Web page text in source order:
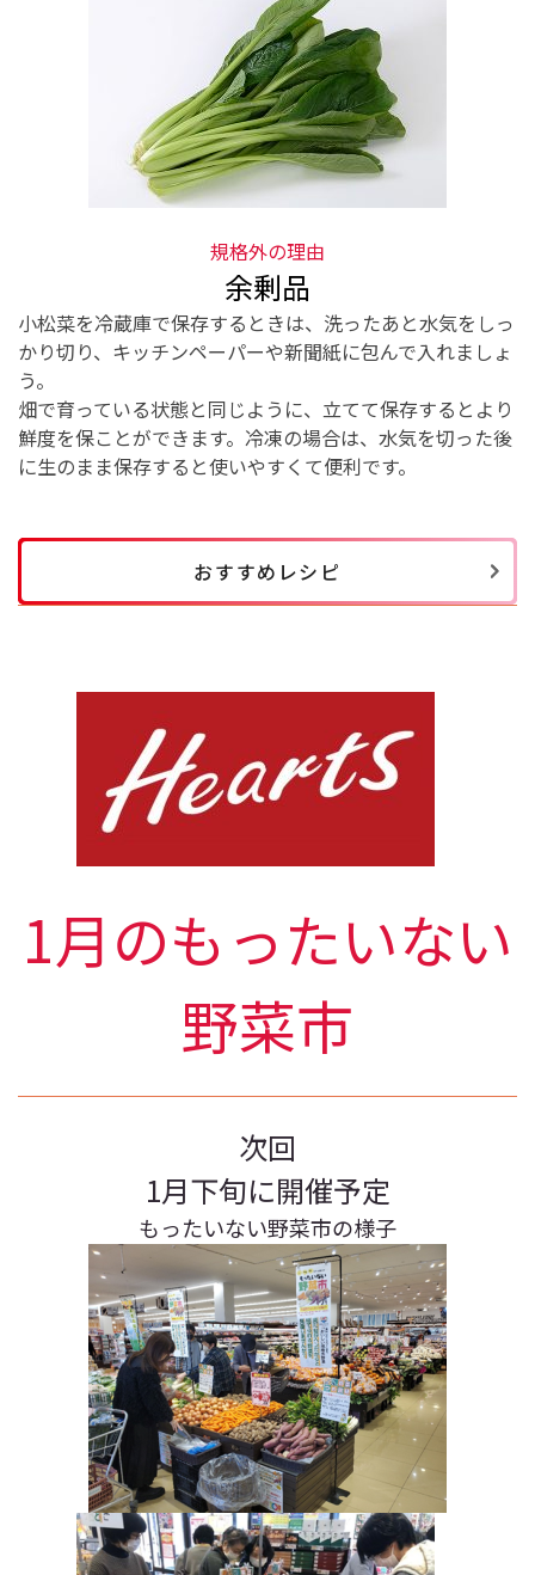
規格外の理由
余剰品
小松菜を冷蔵庫で保存するときは、洗ったあと水気をしっ
かり切り、キッチンペーパーや新聞紙に包んで入れましょ
う。
畑で育っている状態と同じように、立てて保存するとより
鮮度を保ことができます。冷凍の場合は、水気を切った後
に生のまま保存すると使いやすくて便利です。
おすすめレシピ
1月のもったいない
野菜市
次回
1月下旬に開催予定
もったいない野菜市の様子